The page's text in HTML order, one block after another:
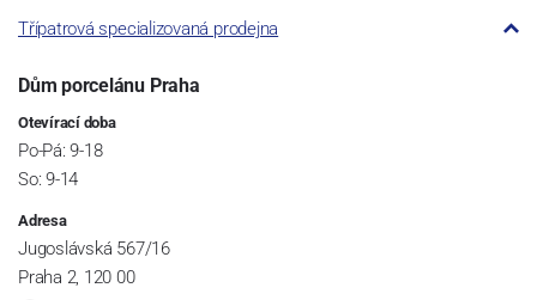
Třípatrová specializovaná prodejna
Dům porcelánu Praha
Otevírací doba
Po-Pá: 9-18
So: 9-14
Adresa
Jugoslávská 567/16
Praha 2, 120 00